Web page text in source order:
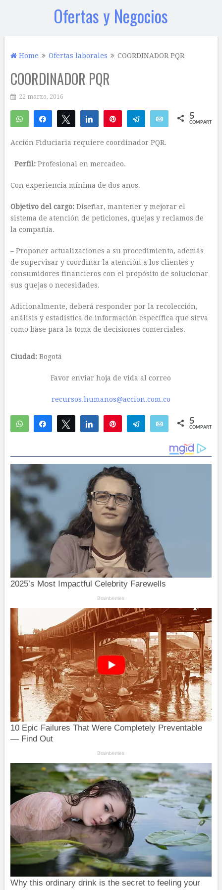
Ofertas y Negocios
Home Ofertas laborales COORDINADOR PQR
COORDINADOR PQR
22 marzo, 2016
WhatsAppCompartirTwittear Compartir Telegram Email 5
COMPARTIR
Acción Fiduciaria requiere coordinador PQR.
Perfil:Profesional en mercadeo.
Con experiencia mínima de dos años.
Objetivo del cargo:Diseñar, mantener y mejorar el
sistema de atención de peticiones, quejas y reclamos de
la compañía.
– Proponer actualizaciones a su procedimiento, además
de supervisar y coordinar la atención a los clientes y
consumidores financieros con el propósito de solucionar
sus quejas o necesidades.
Adicionalmente, deberá responder por la recolección,
análisis y estadística de información específica que sirva
como base para la toma de decisiones comerciales.
Ciudad:Bogotá
Favor enviar hoja de vida al correo
recursos.humanos@accion.com.co
WhatsAppCompartirTwittear Compartir Telegram Email 5
COMPARTIR